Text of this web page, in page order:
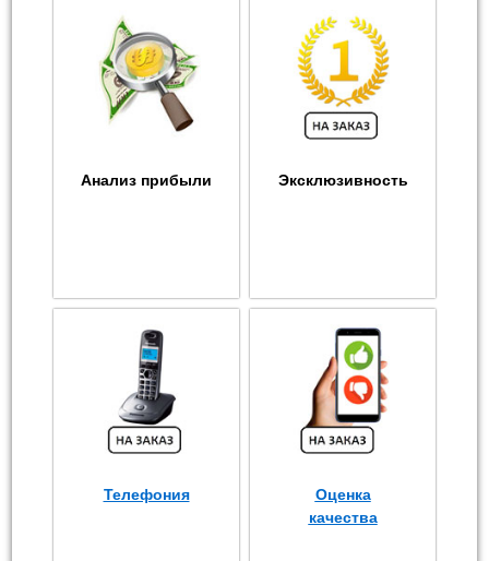
Анализ прибыли Эксклюзивность
Телефония
Оценка
качества